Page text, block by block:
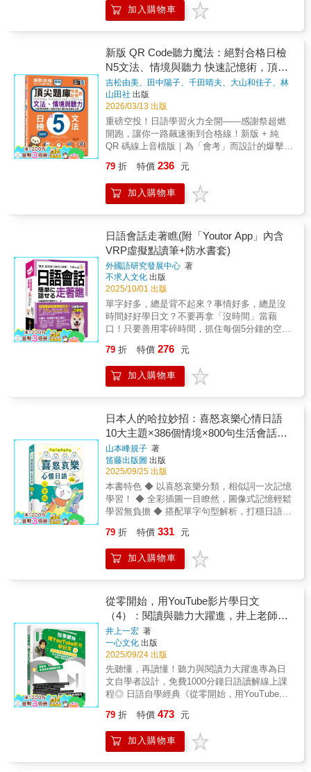
「說」練習為主，「讀」、「寫」練習為輔，
培養全方位日語能力！Step 1學習目標確立該
課之學習重點，包括「與單元題材相關的必學
教材及口語練習，熟悉日語溝通技巧」。例：
第六課 これ、ください。（請給我這個。）1.
學習和「物品」、「消費」相關的語彙。2. 學
習有關「拒絕」或「許可」的表現句型。3. 透
過音檔及練習，熟悉有關「條件」或「提案」
的敘述。Step 2語彙每課50個初級實用單字，
奠定日語基礎實力。例：ざっし 0 雑誌 雜誌し
んぶん 0 新聞 報紙ノート 1 notebook的省略
避免冷僻、抽象的文法知識灌輸，解說淺顯易
懂，例句豐富實用，透過有意義的情境了解語
意，增進日語表達技巧。例：数量詞 ＋ で～表
示數量的範圍キャベツが2つで480円。安い
Step 4聽力每課4題實境模擬會話，利用圖片、
地圖、表格等各種實際生活資料，生動活潑，
統合學習聽說讀寫4大應用能力。例：沒有圖的
問題Q：お母さんと男の子が話しています。2
人は何を買いますか。F：きょうの晩ごはん、
何が食べたい？魚？野菜？M：ハンバーグ！
F：また？じゃ、肉屋と八百屋へ行こう。M：
うん。お母さん、チョコレートとアイスクリ
ームも食べたい。F：チョコレートかアイスク
リーム1つだけだったら、いいわよ。M：うー
ん……。じゃ、チョコレートアイスクリー
ム。Q：2人は何を買いますか。1.肉とアイス
クリームです。2.肉と野菜とアイスクリーム
ームです。Step 5練習包含「單字」、「填
空」、「聽力」3大單元，數十題的課後複習，
可熟練課程內容，確認學習成效。例：聽寫填
空安いほうがいいF：このグラ
ス ね。M：ほんとうだ
ね。買う？F：でも。M：高いから？
F： もあるけど、こんな
に薄くてきれいなグラス、買っても、使わな
ね。うちの のほうが、
Step 6附錄完整收錄每課有聲內容原文、中文
翻譯及練習解答，不僅適合教師教學使用，也
是自修的最佳教材。此外，「聽力躍進實用語
彙」包含日本行政區、世界國名、餐飲美食、
商店機關、疑問詞、敬語、時間、量詞等，更
可以當作學習的補充與參考。例：餐飲美食う
などん 鰻丼 鰻魚蓋飯かつどん かつ丼 炸豬排
蓋飯かいせんどん 海鮮丼 海鮮蓋飯うめぼし
梅干し 梅干おちゃづけ お茶漬け 茶泡飯
一般學習者說到要建立日語聽力能力，往往不
知道從何開始，而《我的第一堂日語聽力課》
以大量且系統化的學習方式，按部就班，幫助
立流利表達日語的關鍵能力！
從最貼近生活的情境出發，引導學習者自然而
然地使用日語！跟著這本書，日語真的超好
學！★從50音開始，循序漸進的超好學課程設
10課，內容由淺入深，前兩課從平假名與片假
名入手，搭配筆順練習、實用單字、可愛插
圖，讓學習者能完整建立日語發音與文字基
礎，為後續學習打下穩固根基。第三課開始正
式進入生活會話，透過「はじめまして。」、
「これはスマホです。」等8個超好學的實用情
境，引導學習者循序漸進地認識基本文型。實
用情境與實際生活緊密結合，涵蓋詢問地點、
營業時間、描述事物狀態、日常興趣，以及簡
單的過去經驗與感想表達等，讓學習者不只是
開口說！ 10課內容如下：第一課 平仮名
第二課 片仮名‧促音‧長音第三課 はじめまし
て。第四課 これは スマホです。第五課
日台電気は どこですか。第六課 そちら
は 何時から 何時までですか。第七課 プ
－ルは 新しいです。そして、きれいです。
第八課 よく 日本の アニメを 見ます。
第九課 夏休み、どこか（へ） 行きました
か。第十課 夏休みは どうでしたか。★超
好學的7大步驟打造立即能用的生活日語！
學習完平假名及片假名之後，從第三課開始進
入正課。正課以簡單明瞭的7個步驟，讓學習者
按部就班學習日語基礎文型，此外，更以反覆
的代換練習，搭配聽、說、讀、寫的綜合練習
與擬真情境會話，將所學文型真正內化，日語
真的超好學，開口說日語一點都不難！‧Step 1
也能作為每課的複習重點。例：重點提示1.こ
こは 教室です。2.そちらは 会議室じゃ
ありません。3.学校は どちらですか。4.日本
語の 辞書は 四百七十元です。‧Step 2 語
彙 每課精選約50個語彙，學習基礎且實用
的單字，逐步累積學習者的語彙量。例：1.こ
こ 0 代 這裡（近距離）2.そこ 0 代 那裡（中距
離）3.あそこ 0 代 那裡（遠距離）4.どこ 1 疑
代 哪裡5.きょうしつ 0 教室 名 教室‧Step 3 文
型、文型代換練習 列出每課必學的重點文
生活日語，並融入日語的生活情境中。例：日
本語の 辞書は 四百七十元です。日本の
車は 二百五十万円です。日台電気の テレ
ーと サンドイッチは いくらですか。請以
提示的圖文進行句型的練習：1.カレーライス
╱いくら‧Step 4 綜合練習 運用課程文型所
學，集結情境式短文應對練習，實踐最實用的
生活日語。例：9. A:それは どこの パソコ
ンですか。 B:これは 台湾製です。 A:そ
うですか。いくらですか。 B:このパソコン
は 二万八千元です。‧Step 5 會話 依照每
進行語調、語感等日語環境的沉浸體驗。例：
店員：これは 韓国の スマホです。小林：
いくらですか。店員：一万三千元です。小
林：じゃ、それを ください。‧Step 6 延伸學
ん」，為何在感謝時說，在道歉時也說，聽起
句「等一下！」「不是那樣啦！」「太棒了
吧！」卻卡在喉嚨，不知如何用日語自然流
露。 這不是你的錯。傳統學習法給了你「骨
骼」（文法）和「肌肉」（單字），卻忽略了
讓語言活起來的「靈魂」&mdash;&mdash;那
些在真實對話中無所不在的縮約、音便、語
感、性別語氣與文化潛台詞。 你與流利口語之
間，只隔了一層薄薄的窗紙，而這本書，就是
為你捅破這層紙而來。 ◉一本「不講大道理，
只破小細節」的口語革命指南 本書不做龐大的
信，深度征服一句，遠勝過模糊背誦百句。我
們精心篩選了100個日劇中最高頻、最讓中國學
習者感到「耳熟卻說不出口」的經典句子，例
い？」而不是「行きませんか？」 ・那句含糊
的「なんか&hellip;さ&hellip;」，究竟該在什麼
情緒下使用？ ・男性隨口說出的「すげえ」和
女性說的「すごい」，傳遞的氣質有何天壤之
別？ ・「やっちゃった」和「やっちまっ
た」，一字之差，隱藏著怎樣的性格密碼？ ・
每一句，都是一個探究日語靈魂的入口。我們
將像解剖麻雀一樣，層層拆解： ▲軽名場面重
最真實的生命力。 ▲深度靈魂解剖：超越字面
心理。我們會明確告訴你，什麼場合對誰說，
聽起來是自然還是失禮。 ▲中式思維警報：專
門設立欄目，對比中文與日語思維的差異，根
治「中式日語」的病根。比如，為什麼中文的
「不好意思」不能完全對應「すみません」？
▲從聽到說的躍遷：提供精準的語調模仿指南
與跟讀練習，讓你的嘴巴習慣地道的節奏。 ▲
舉一反三的魔法：給出「萬用替換表」與「情
境演練」，讓你學一句，會一類，真正內化成
自己的表達。 ◉不止學語言，更是學思維與文
化 透過這100句，你學到的不僅是語言工具，
更是日本人的處世哲學： ▲從「申し訳ござい
ません」與「すみません」的區別，理解日本
社會的「謝罪文化」與「內外有別」。 ▲從男
女用語的微妙差異，體察日語中根深蒂固的
「性別角色」意識與現代演變。 ▲從「～ちゃ
◉寫給這樣的你： ・看了許多日劇動漫，聽力
有進步，但口語仍羞於啟齒的「沉浸式學習
者」。 ・考過N3、N2、N1，卻依然無法進行
流利日常對話的「證書持有者」。 ・即將赴日
留學、工作，急需快速提升生存口語的「實戰
準備者」。 ・單純熱愛日語，渴望說出一口自
然、不生硬日語的「所有文化探索者」。 《日
劇一句一句學》不是又一本厚重的教科書，它
是一本可以放在枕邊、帶在通勤路上的「口語
解碼手冊」。每天征服一句，100天後，你會驚
對話，現在能清晰辨識出每一個口語「零
件」。 ✔表達變自信了：那些曾讓你躊躇的瞬
間，如今能脫口而出最恰當、最自然的句子。
加入購物車
新版 QR Code聽力魔法：絕對合格日檢
N5文法、情境與聽力 快速記憶術，頂尖
題庫（16K＋QR Code 線上音檔）
吉松由美、田中陽子、千田晴夫、大山和佳子、林
勝田、山田社日檢題庫小組
山田社 出版
2026/03/13 出版
重磅空投！日語學習火力全開——感謝祭超燃
開跑，讓你一路飆速衝到合格線！新版 + 純
QR 碼線上音檔版｜為「會考」而設計的爆擊型
看得懂，句子卻選不出答案；中文意思差不
多，考試卻偏偏掉進陷阱？問題不在你不會文
法，而是你「沒用考試的方式學文法」。這本
→「出題機能」▌直接對齊 JLPT N5 的爆分邏
輯日檢不考「你懂不懂文法名稱」，而是考你
——在相似選項中，能不能秒選「最符合情
境」的那一個。本書不是枯燥條列文法，而是
依照日檢常見「文法機能」編排，例如：・表
達要求／請求・授受關係・原因・理由・時
間・順序・狀態變化→ 每一組，都是「考題最
容易混在一起」的決勝組合。⫷近義文法一組
記，考場一串出來▌機能分類 × 對照學習，專
治選項長得像與其零碎背，不如「一次搞懂一
不同點直接對照・哪一種情境「一定不能
用」，清楚標示當你在考場看到熟悉情境，大
腦會自動叫出整組文法，錯的先刪掉，答案自
講很多，而是講「一定會考的那一句」・超精
簡重點說明，拒絕廢話・用「關鍵字」直接鎖
定用法核心・例句全部使用 N5 同級單字，不
偷渡、不超級→一眼知道「什麼時候用、什麼
時候不能用」。⫷學完立刻驗收＝考前最有效
的複習法▌學習 → 回想 → 作答，強化記憶閉
環每單元都是：理解 → 馬上做題 → 立刻檢查
這不是普通練習，而是日檢最需要的「回憶型
去」。⫷兩頁一單元 × QR 音檔▌為考前碎片時
無壓力推進・通勤、睡前、空檔都能輕鬆讀
完・掃碼即聽，由日籍老師朗讀例句用眼睛確
認結構，用耳朵強化語感，讓文法變成「會反
射的直覺」。⫷書末 50 音索引＝考前急救神器
忘了某個文法？直接查，就能連動看到相關易
混文法，複習效率一次拉滿。⫷給準備 JLPT
N5 的你▌這不是一本到最後才有用的書，而是
從第一頁開始，就在幫你練考試反應的題庫型
文法書。不只是「學會」，而是在考場「選得
又快又對」。從今天起，用考試的方式學文
法，讓合格變成必然！
79 折 特價 236 元
加入購物車
日語會話走著瞧(附「Youtor App」內含
VRP虛擬點讀筆+防水書套)
外國語研究發展中心 著
不求人文化 出版
2025/10/01 出版
單字好多，總是背不起來？事情好多，總是沒
時間好好學日文？不要再拿「沒時間」當藉
口！只要善用零碎時間，抓住每個5分鐘的空檔
力！根據統計資料顯示，每人每天平均有90分
鐘以上的零碎時間被浪費掉，而這些零碎時
間，往往是「記憶力」和「專注度」最好的時
系列完全是為了幫學習者利用「零碎時間」而
設計，不只真正一手可以掌握，而且內容完全
不縮水。讓你走到哪，學到哪！「真正」能放
進口袋的口袋書！一手掌握的大小，讓你隨時
隨地都能走著瞧！「真正」能幫你善用零碎時
間學習！完全不縮水的內容，只要5分鐘會話庫
就倍增！■ 「真正」能放進口袋的口袋書！坊
間標榜的口袋書，往往都是大大的一本，根本
放不進口袋。要不就是為了能放進口袋，而縮
減了該有的內容。《日語會話走著瞧》為想要
小，一樣可以五臟俱全！■ 獨創「散步學習
法」，利用零碎時間學好日文！利用「散步學
習法」，無論你身在何處都能「開口說日
境的約2,600句「超實用日語會話」切入，不論
是在日常生活、旅遊還是工作場合，都可以讓
你現學現用、用日語對答如流！■ 小歸小，內
容絕不偷工減料！◆ 從日常生活、旅遊、職
場、日本生活四大實用面向切入會話依據日常
生活、旅遊、職場、日本生活四大實用度最高
的面向切入，再細分成不同情境，收錄最道地
的2,600句日語會話，保證最貼近日本人日常、
字級分明，就算書本小也能好好看書籍雖小，
鬆不費力。不會因為書籍小而讓學習者有閱讀
障礙，一樣能夠好好看、隨處學、隨手背！◆
搭配使用「Youtor App（內含VRP虛擬點讀
79 折 特價 276 元
加入購物車
日本人的哈拉妙招：喜怒哀樂心情日語
10大主題×386個情境×800句生活會話
（附QR Code線上音檔）
山本峰規子 著
笛藤出版圖 出版
2025/09/25 出版
本書特色 ◆ 以喜怒哀樂分類，相似詞一次記憶
學習！ ◆ 全彩插圖一目瞭然，圖像式記憶輕鬆
學習無負擔 ◆ 搭配單字句型解析，打穩日語基
位！ 日語中的喜怒哀樂！ 10大主題、386個小
情境、800句生活會話 超幽默最生活化的日
語，這本通通教你！ 想知道「少管閒事」、
分為「喜」、「怒」、「哀」、「否定」、
「恐懼」共10個篇章、386個小情境、800句生
活會話，所有日常生活用得到的會話表現一次
滿足！再加上日籍老師錄的MP3，邊聽邊學立
刻輕鬆進入日語模式！ 不時穿插「不像話
小劇場」讓你輕輕鬆鬆樂活學日語，還能順便
了解「日式幽默」！佔本書篇幅相當大的第3章
「生氣」篇，搜集許多日劇中常見的生活日
語，其中一些較誇張的用法更堪稱「危險日
語」，滿足日語學習者對日本人的好奇心，打
象，看完本書讓你更深入了解日語的各個面
向，說起日語更靈活生動！
79 折 特價 331 元
加入購物車
從零開始，用YouTube影片學日文
（4）：閱讀與聽力大躍進，井上老師精
選60篇課文&100⁺超實用語法
井上一宏 著
一心文化 出版
2025/09/24 出版
先聽懂，再讀懂！聽力與閱讀力大躍進專為日
文自學者設計，免費1000分鐘日語讀解線上課
程◎ 日語自學經典《從零開始，用YouTube影
節慶、超商⋯⋯主題豐富的生活化短文，學日
語也能瞭解日本文化◎ 真人發音，語速由慢到
快，反覆聆聽提升語感◎ 頻道總觀看數超過
79 折 特價 473 元
加入購物車